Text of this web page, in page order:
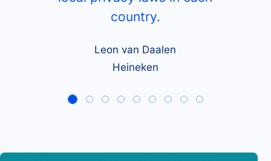
country.
Leon van Daalen
Heineken